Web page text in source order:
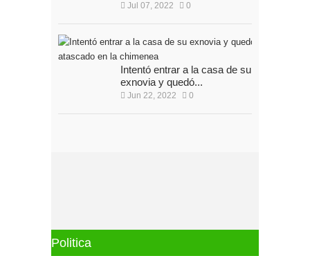
Jul 07, 2022 0
Intentó entrar a la casa de su
exnovia y quedó...
Jun 22, 2022 0
Politica